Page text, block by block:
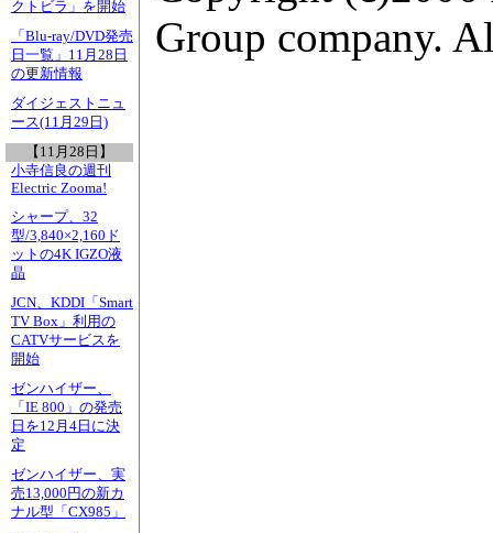
クトビラ」を開始
「Blu-ray/DVD発売
日一覧」11月28日
の更新情報
ダイジェストニュ
ース(11月29日)
【11月28日】
小寺信良の週刊
Electric Zooma!
シャープ、32
型/3,840×2,160ド
ットの4K IGZO液
晶
JCN、KDDI「Smart
TV Box」利用の
CATVサービスを
開始
ゼンハイザー、
「IE 800」の発売
日を12月4日に決
定
ゼンハイザー、実
売13,000円の新カ
ナル型「CX985」
Group company.